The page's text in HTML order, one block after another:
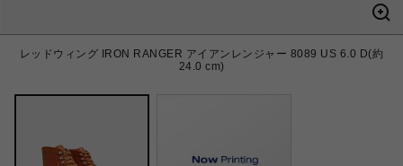
レッドウィング IRON RANGER アイアンレンジャー 8089 US 6.0 D(約
24.0 cm)